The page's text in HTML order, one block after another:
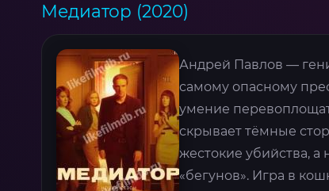
Медиатор (2020)
Андрей Павлов —
самому опасному
умение
скрывает тёмные
жестокие убийства, а
«бегунов». Игра в